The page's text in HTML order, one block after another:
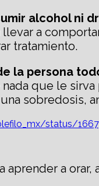
alcohol ni
a
tratamiento.
la persona
que le
sobredosis,
status/
aprender a